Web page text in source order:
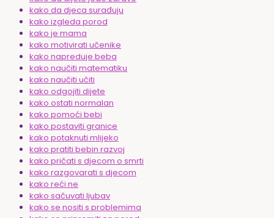
kako da djeca surađuju
kako izgleda porod
kako je mama
kako motivirati učenike
kako napreduje beba
kako naučiti matematiku
kako naučiti učiti
kako odgojiti dijete
kako ostati normalan
kako pomoći bebi
kako postaviti granice
kako potaknuti mlijeko
kako pratiti bebin razvoj
kako pričati s djecom o smrti
kako razgovarati s djecom
kako reći ne
kako sačuvati ljubav
kako se nositi s problemima